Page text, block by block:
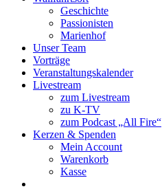
Geschichte
Passionisten
Marienhof
Unser Team
Vorträge
Veranstaltungskalender
Livestream
zum Livestream
zu K-TV
zum Podcast „All Fire“
Kerzen & Spenden
Mein Account
Warenkorb
Kasse